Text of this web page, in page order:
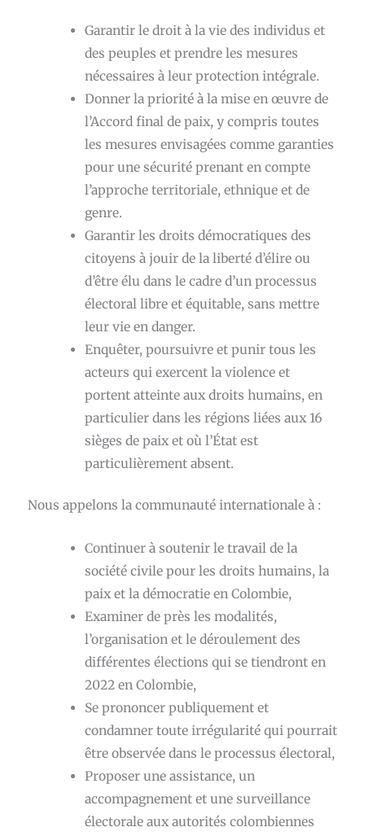
Garantir le droit à la vie des individus et
des peuples et prendre les mesures
nécessaires à leur protection intégrale.
Donner la priorité à la mise en œuvre de
l’Accord final de paix, y compris toutes
les mesures envisagées comme garanties
pour une sécurité prenant en compte
l’approche territoriale, ethnique et de
genre.
Garantir les droits démocratiques des
citoyens à jouir de la liberté d’élire ou
d’être élu dans le cadre d’un processus
électoral libre et équitable, sans mettre
leur vie en danger.
Enquêter, poursuivre et punir tous les
acteurs qui exercent la violence et
portent atteinte aux droits humains, en
particulier dans les régions liées aux 16
sièges de paix et où l’État est
particulièrement absent.
Nous appelons la communauté internationale à :
Continuer à soutenir le travail de la
société civile pour les droits humains, la
paix et la démocratie en Colombie,
Examiner de près les modalités,
l’organisation et le déroulement des
différentes élections qui se tiendront en
2022 en Colombie,
Se prononcer publiquement et
condamner toute irrégularité qui pourrait
être observée dans le processus électoral,
Proposer une assistance, un
accompagnement et une surveillance
électorale aux autorités colombiennes